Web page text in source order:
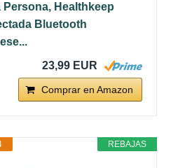
Persona, Healthkeep
Bluetooth
23,99 EUR
Comprar en Amazon
REBAJAS